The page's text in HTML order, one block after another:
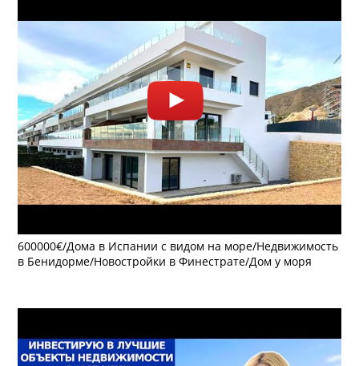
600000€/Дома в Испании с видом на море/Недвижимость
в Бенидорме/Новостройки в Финестрате/Дом у моря